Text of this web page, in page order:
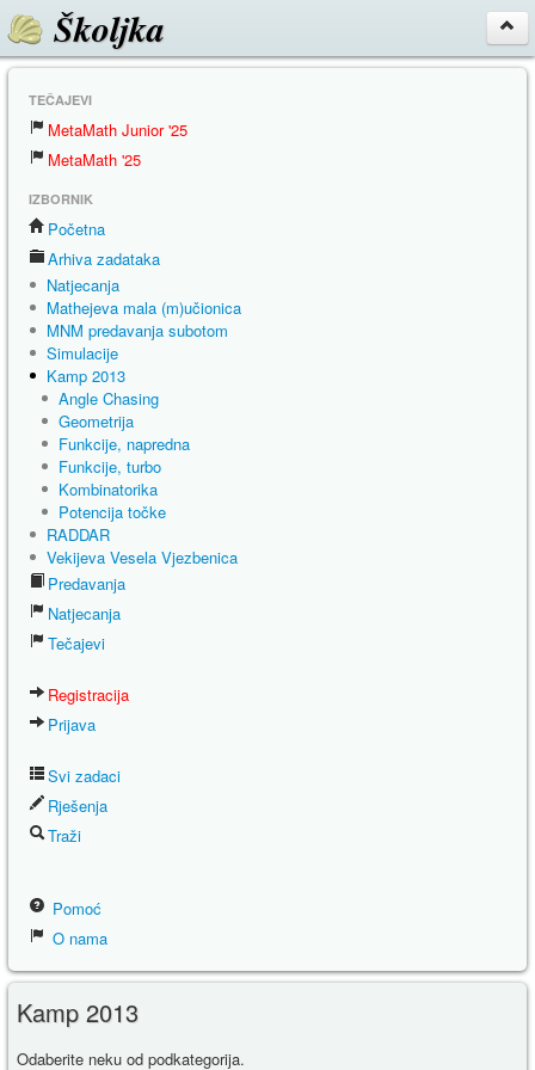
Školjka
TEČAJEVI
MetaMath Junior '25
MetaMath '25
IZBORNIK
Početna
Arhiva zadataka
Natjecanja
Mathejeva mala (m)učionica
MNM predavanja subotom
Simulacije
Kamp 2013
Angle Chasing
Geometrija
Funkcije, napredna
Funkcije, turbo
Kombinatorika
Potencija točke
RADDAR
Vekijeva Vesela Vjezbenica
Predavanja
Natjecanja
Tečajevi
Registracija
Prijava
Svi zadaci
Rješenja
Traži
Pomoć
O nama
Kamp 2013
Odaberite neku od podkategorija.